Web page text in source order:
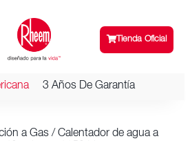
Tienda Oficial
3 Años De Garantía
a Gas / Calentador de agua a